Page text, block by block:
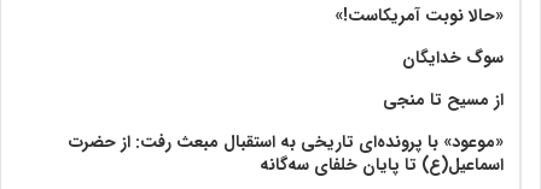
«حالا نوبت آمریکاست!»
سوگ خدایگان
از مسیح تا منجی
«موعود» با پرونده‌ای تاریخی به استقبال مبعث رفت: از حضرت
اسماعیل(ع) تا پایان خلفای سه‌گانه